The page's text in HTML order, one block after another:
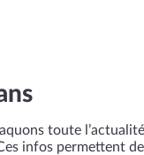
toute
infos permettent